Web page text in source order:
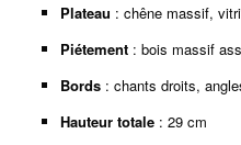
Plateau : chêne massif,
Piétement: bois massif
Bords: chants droits,
Hauteur totale: 29 cm